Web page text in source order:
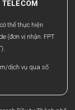
thể thực hiện
(đơn vị nhận: FPT
dịch vụ qua số